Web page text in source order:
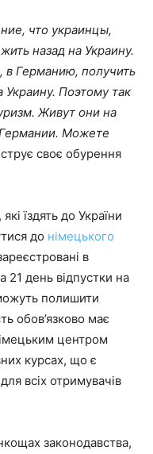
что украинцы,
назад на Украину.
Германию, получить
Украину. Поэтому так
Живут они на
Можете
своє обурення
їздять до України
до німецького
в
21 день відпустки на
полишити
обов’язково має
центром
курсах, що є
всіх отримувачів
законодавства,